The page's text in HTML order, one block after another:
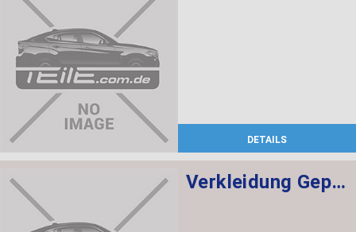
DETAILS
Verkleidung Gepäckraum rechts ANTHRAZIT